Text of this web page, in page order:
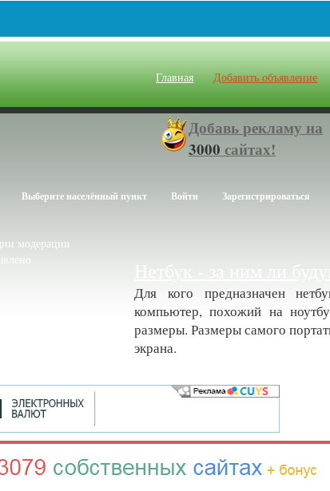
Главная Добавить объявление
Добавьрекламу на
3000 сайтах!
Выберите населённый пункт Войти Зарегистрироваться
модерации
Нетбук - за ним ли
Для кого предназначен
компьютер, похожий на
размеры. Размеры самого
экрана.